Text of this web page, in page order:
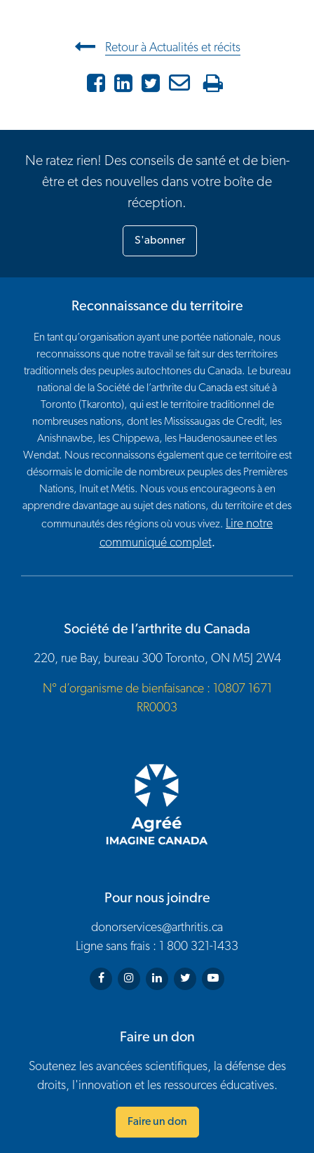
Navigation entre les articles
Retour à Actualités et récits
FacebookLinkedIn
X Courriel
Ne ratez rien! Des conseils de santé et de bien-
être et des nouvelles dans votre boîte de
réception.
S'abonner
Reconnaissance du territoire
En tant qu’organisation ayant une portée nationale, nous
reconnaissons que notre travail se fait sur des territoires
traditionnels des peuples autochtones du Canada. Le bureau
national de la Société de l’arthrite du Canada est situé à
Toronto (Tkaronto), qui est le territoire traditionnel de
nombreuses nations, dont les Mississaugas de Credit, les
Anishnawbe, les Chippewa, les Haudenosaunee et les
Wendat. Nous reconnaissons également que ce territoire est
désormais le domicile de nombreux peuples des Premières
Nations, Inuit et Métis. Nous vous encourageons à en
apprendre davantage au sujet des nations, du territoire et des
communautés des régions où vous vivez. Lire notre
communiqué complet.
Société de l’arthrite du Canada
220, rue Bay, bureau 300 Toronto, ON M5J 2W4
N° d’organisme de bienfaisance : 10807 1671
RR0003
Pour nous joindre
donorservices@arthritis.ca
Ligne sans frais : 1 800 321-1433
Arthritis Society on Facebook
Arthritis Society on Instagram
Arthritis Society on LinkedIn
Arthritis Society on Twitter
Arthritis Society on
Faire un don
Soutenez les avancées scientifiques, la défense des
droits, l'innovation et les ressources éducatives.
Faire un don